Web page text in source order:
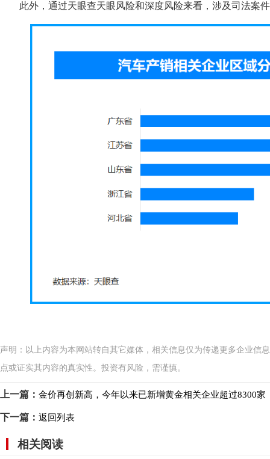
此外，通过天眼查天眼风险和深度风险来看，涉及司法案
声明：以上内容为本网站转自其它媒体，相关信息仅为传递更多企业信
点或证实其内容的真实性。投资有风险，需谨慎。
上一篇： 金价再创新高，今年以来已新增黄金相关企业超过8300家
下一篇： 返回列表
相关阅读